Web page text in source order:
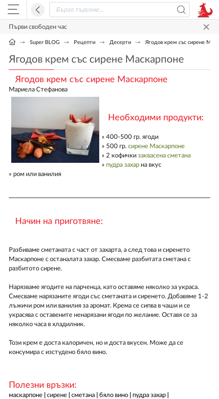
Първи свободен час
Super BLOG Рецепти Десерти Ягодов крем със сирене
Ягодов крем със сирене Маскарпоне
Ягодов крем със сирене Маскарпоне
Мариела Стефанова
Необходими продукти:
» 400-500 гр. ягоди
» 500 гр. сирене Маскарпоне
» 2 кофички заквасена сметана
» пудра захарна вкус
» ром или ванилия
Начин на приготвяне:
Разбиваме сметаната с част от захарта, а след това и сиренето
Маскарпоне с останалата захар. Смесваме разбитата сметана с
разбитото сирене.
Нарязваме ягодите на парченца, като оставяме няколко за украса.
Смесваме нарязаните ягоди със сметаната и сиренето. Добавяме 1-2
лъжичи ром или ванилия за аромат. Крема се сипва в чаши и се
украсява с оставените ненарязани ягоди по желание. Оставя се за
няколко часа в хладилник.
Този крем е доста калоричен, но и доста вкусен. Може да се
консумира с изстудено бяло вино.
Полезни връзки:
маскарпоне сирене сметана бяло вино пудра захар